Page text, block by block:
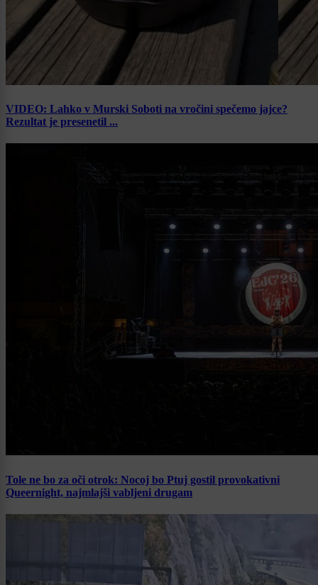
VIDEO: Lahko v Murski Soboti na vročini spečemo jajce?
Rezultat je presenetil ...
Tole ne bo za oči otrok: Nocoj bo Ptuj gostil provokativni
Queernight, najmlajši vabljeni drugam